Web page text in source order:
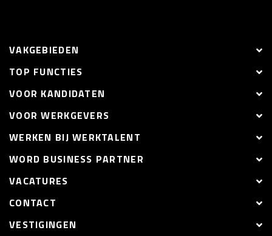
VAKGEBIEDEN
TOP FUNCTIES
VOOR KANDIDATEN
VOOR WERKGEVERS
WERKEN BIJ WERKTALENT
WORD BUSINESS PARTNER
VACATURES
CONTACT
VESTIGINGEN